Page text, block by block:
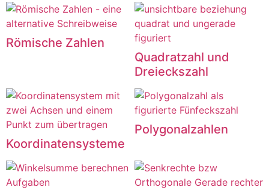
Römische Zahlen
Quadratzahl und
Dreieckszahl
Koordinatensysteme
Polygonalzahlen